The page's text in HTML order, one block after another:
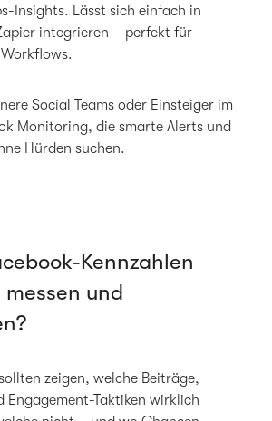
Insights. Lässt sich einfach in
integrieren – perfekt für
Social Teams oder Einsteiger im
Monitoring, die smarte Alerts und
Hürden suchen.
Kennzahlen
und
zeigen, welche Beiträge,
Engagement-Taktiken wirklich